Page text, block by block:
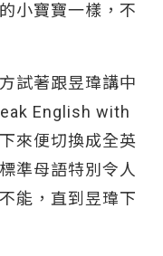
小寶寶一樣，不
試著跟昱瑋講中
English with
來便切換成全英
準母語特別令人
能，直到昱瑋下